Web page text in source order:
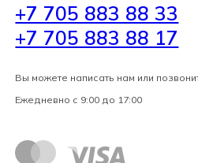
+7 705 883 88 33
+7 705 883 88 17
Вы можете написать нам или
Ежедневно с 9:00 до 17:00